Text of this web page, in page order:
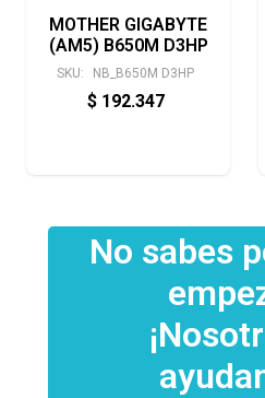
MOTHER GIGABYTE
(AM5) B650M D3HP
SKU: NB_B650M D3HP
$ 192.347
No sabes